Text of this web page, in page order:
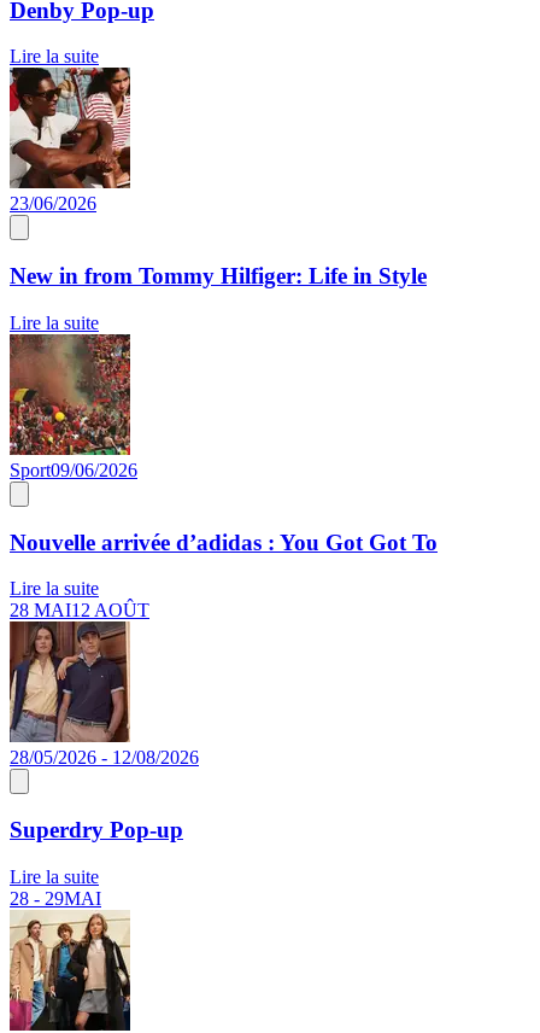
Denby Pop-up
Lire la suite
23/06/2026
New in from Tommy Hilfiger: Life in Style
Lire la suite
Sport09/06/2026
Nouvelle arrivée d’adidas : You Got Got To
Lire la suite
28 MAI12 AOÛT
28/05/2026 - 12/08/2026
Superdry Pop-up
Lire la suite
28 - 29MAI